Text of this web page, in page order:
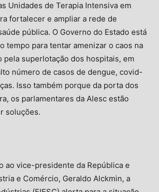
Unidades de Terapia Intensiva em
fortalecer e ampliar a rede de
pública. O Governo do Estado está
tempo para tentar amenizar o caos na
pela superlotação dos hospitais, em
número de casos de dengue, covid-
Isso também porque da porta dos
os parlamentares da Alesc estão
soluções.
ao vice-presidente da República e
e Comércio, Geraldo Alckmin, a